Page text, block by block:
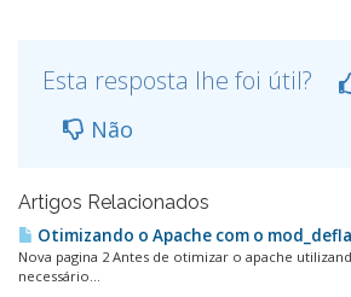
Esta resposta lhe foi útil?
Não
Artigos Relacionados
Otimizando o Apache com o
Nova pagina 2 Antes de otimizar o apache
necessário...